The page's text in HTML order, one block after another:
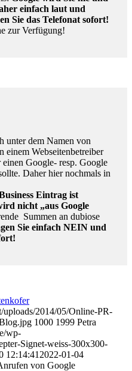
einfach laut und
Sie das Telefonat sofort!
zur Verfügung!
unter dem Namen von
einem Webseitenbetreiber
Google- resp. Google
Daher hier nochmals in
Eintrag ist
nicht „aus Google
Summen an dubiose
Sie einfach NEIN und
uploads/2014/05/Online-PR-
1000 1999 Petra
wp-
Signet-weiss-300x300-
12:14:41 2022-01-04
von Google